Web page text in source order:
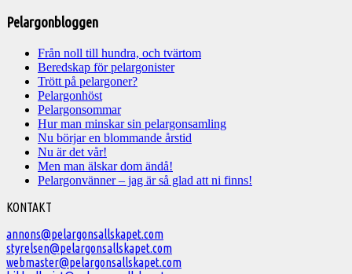
Pelargonbloggen
Från noll till hundra, och tvärtom
Beredskap för pelargonister
Trött på pelargoner?
Pelargonhöst
Pelargonsommar
Hur man minskar sin pelargonsamling
Nu börjar en blommande årstid
Nu är det vår!
Men man älskar dom ändå!
Pelargonvänner – jag är så glad att ni finns!
Välkommen
till
Svenska
KONTAKT
annons@pelargonsallskapet.com
styrelsen@pelargonsallskapet.com
webmaster@pelargonsallskapet.com